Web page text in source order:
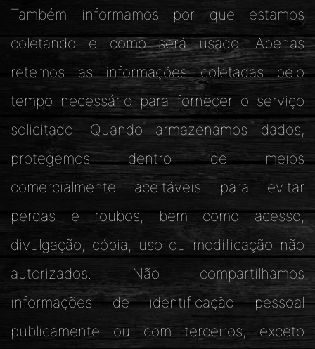
Também informamos por que estamos
coletando e como será usado. Apenas
retemos as informações coletadas pelo
tempo necessário para fornecer o serviço
solicitado. Quando armazenamos dados,
protegemos dentro de meios
comercialmente aceitáveis para evitar
perdas e roubos, bem como acesso,
divulgação, cópia, uso ou modificação não
autorizados. Não compartilhamos
informações de identificação pessoal
publicamente ou com terceiros, exceto